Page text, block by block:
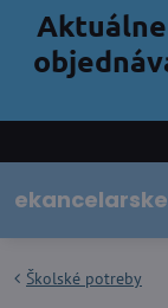
Školské potreby